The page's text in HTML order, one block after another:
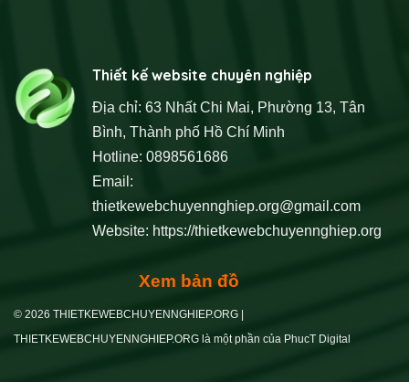
Thiết kế website chuyên nghiệp
Địa chỉ: 63 Nhất Chi Mai, Phường 13, Tân
Bình, Thành phố Hồ Chí Minh
Hotline: 0898561686
Email:
thietkewebchuyennghiep.org@gmail.com
Website: https://thietkewebchuyennghiep.org
Xem bản đồ
© 2026 THIETKEWEBCHUYENNGHIEP.ORG |
THIETKEWEBCHUYENNGHIEP.ORG là một phần của PhucT Digital